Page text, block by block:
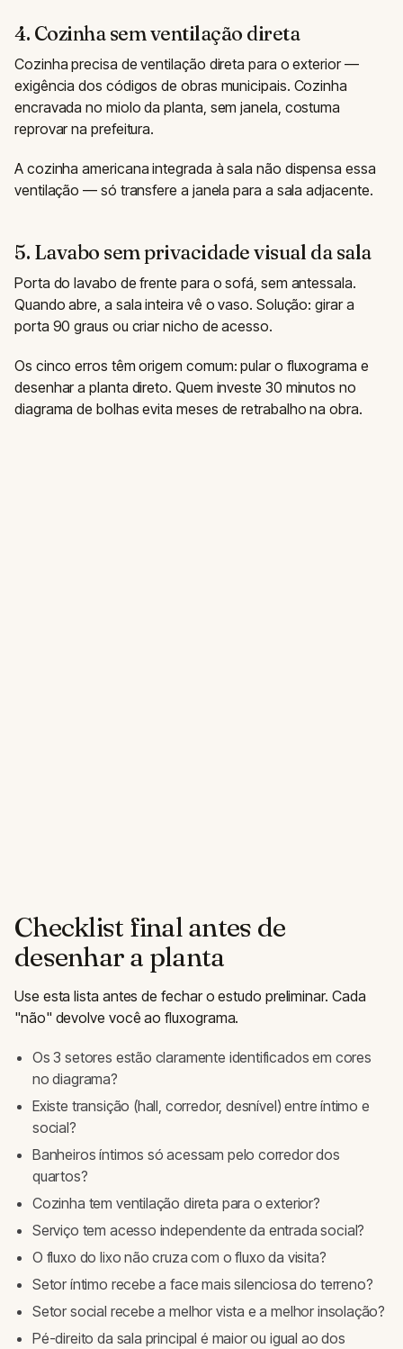
4. Cozinha sem ventilação direta
Cozinha precisa de ventilação direta para o exterior —
exigência dos códigos de obras municipais. Cozinha
encravada no miolo da planta, sem janela, costuma
reprovar na prefeitura.
A cozinha americana integrada à sala não dispensa essa
ventilação — só transfere a janela para a sala adjacente.
5. Lavabo sem privacidade visual da sala
Porta do lavabo de frente para o sofá, sem antessala.
Quando abre, a sala inteira vê o vaso. Solução: girar a
porta 90 graus ou criar nicho de acesso.
Os cinco erros têm origem comum: pular o fluxograma e
desenhar a planta direto. Quem investe 30 minutos no
diagrama de bolhas evita meses de retrabalho na obra.
Checklist final antes de
desenhar a planta
Use esta lista antes de fechar o estudo preliminar. Cada
"não" devolve você ao fluxograma.
Os 3 setores estão claramente identificados em cores
no diagrama?
Existe transição (hall, corredor, desnível) entre íntimo e
social?
Banheiros íntimos só acessam pelo corredor dos
quartos?
Cozinha tem ventilação direta para o exterior?
Serviço tem acesso independente da entrada social?
O fluxo do lixo não cruza com o fluxo da visita?
Setor íntimo recebe a face mais silenciosa do terreno?
Setor social recebe a melhor vista e a melhor insolação?
Pé-direito da sala principal é maior ou igual ao dos